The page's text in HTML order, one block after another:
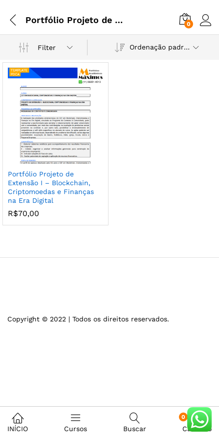
Portfólio Projeto de Extensão I – Blockchain, Criptomoedas e Finanças na Era Digital 0
Filter Ordenação padrão
Portfólio Projeto de
Extensão I – Blockchain,
Criptomoedas e Finanças
na Era Digital
R$70,00
Copyright © 2022 | Todos os direitos reservados.
INÍCIO Cursos Buscar
0
Carrinho